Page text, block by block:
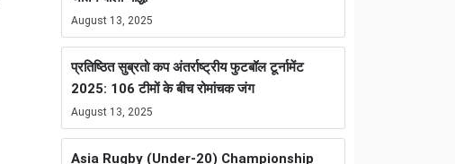
August 13, 2025
प्रतिष्ठित सुब्रतो कप अंतर्राष्ट्रीय फुटबॉल टूर्नामेंट
2025: 106 टीमों के बीच रोमांचक जंग
August 13, 2025
Asia Rugby (Under-20) Championship